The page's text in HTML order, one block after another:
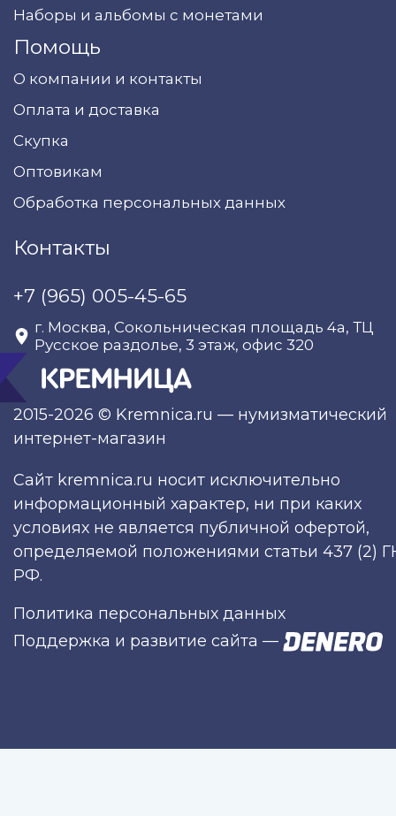
2015-2026 © Kremnica.ru — нумизматический
интернет-магазин
Наборы и альбомы с монетами
Помощь
О компании и контакты
Оплата и доставка
Скупка
Оптовикам
Обработка персональных данных
Контакты
+7 (965) 005-45-65
г. Москва, Сокольническая площадь 4а, ТЦ
Русское раздолье, 3 этаж, офис 320
Сайт kremnica.ru носит исключительно
информационный характер, ни при каких
условиях не является публичной офертой,
определяемой положениями статьи 437 (2)
РФ.
Политика персональных данных
Поддержка и развитие сайта —